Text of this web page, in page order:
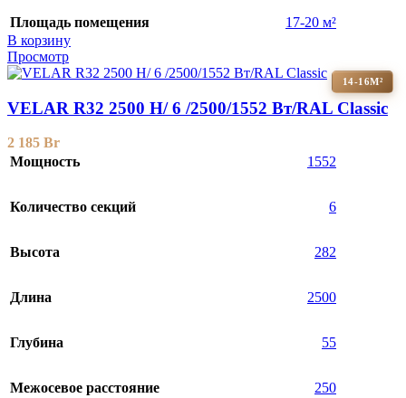
Площадь помещения
17-20 м²
В корзину
Просмотр
14-16М²
VELAR R32 2500 H/ 6 /2500/1552 Вт/RAL Classic
2 185 Br
Мощность
1552
Количество секций 6
Высота 282
Длина 2500
Глубина 55
Межосевое расстояние 250